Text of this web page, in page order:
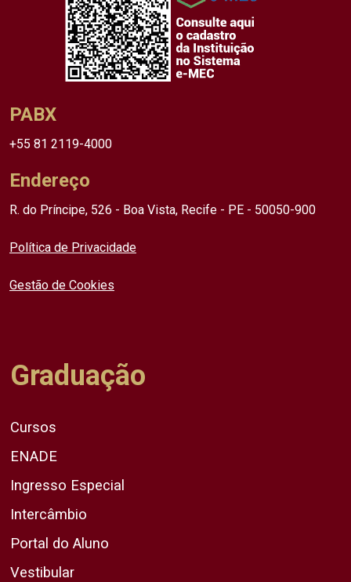
PABX
+55 81 2119-4000
Endereço
R. do Príncipe, 526 - Boa Vista, Recife - PE - 50050-900
Política de Privacidade
Gestão de Cookies
Graduação
Cursos
ENADE
Ingresso Especial
Intercâmbio
Portal do Aluno
Vestibular